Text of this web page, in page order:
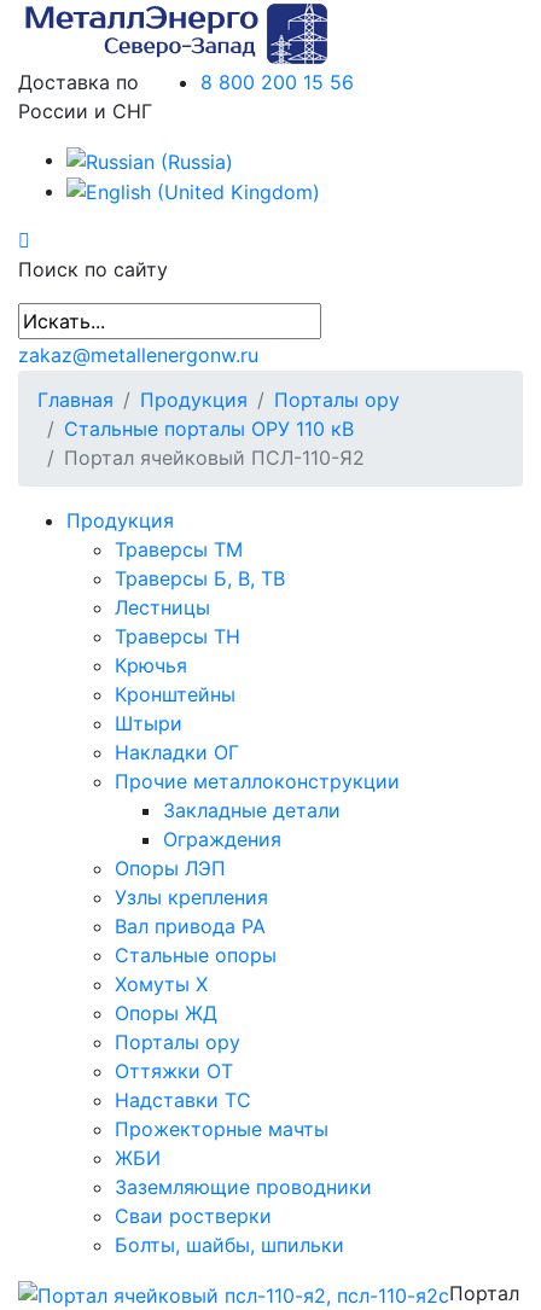
Доставка по
России и СНГ
8 800 200 15 56
Поиск по сайту
zakaz@metallenergonw.ru
Главная
Продукция
Порталы ору
Стальные порталы ОРУ 110 кВ
Портал ячейковый ПСЛ-110-Я2
Продукция
Траверсы ТМ
Траверсы Б, В, ТВ
Лестницы
Траверсы ТН
Крючья
Кронштейны
Штыри
Накладки ОГ
Прочие металлоконструкции
Закладные детали
Ограждения
Опоры ЛЭП
Узлы крепления
Вал привода РА
Стальные опоры
Хомуты Х
Опоры ЖД
Порталы ору
Оттяжки ОТ
Надставки ТС
Прожекторные мачты
ЖБИ
Заземляющие проводники
Сваи ростверки
Болты, шайбы, шпильки
Портал